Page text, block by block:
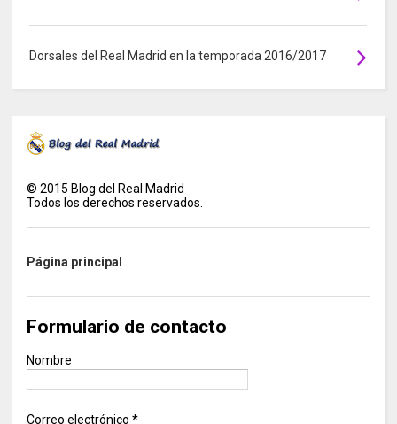
Dorsales del Real Madrid en la temporada 2016/2017
©2015 Blog del Real Madrid
Todos los derechos reservados.
Página principal
Formulario de contacto
Nombre
Correo electrónico*